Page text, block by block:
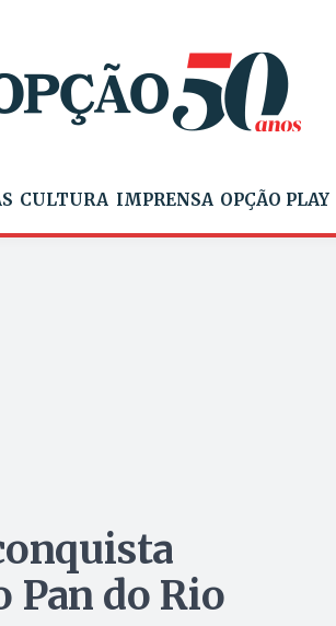
CULTURA IMPRENSA OPÇÃO PLAY
Pan do Rio